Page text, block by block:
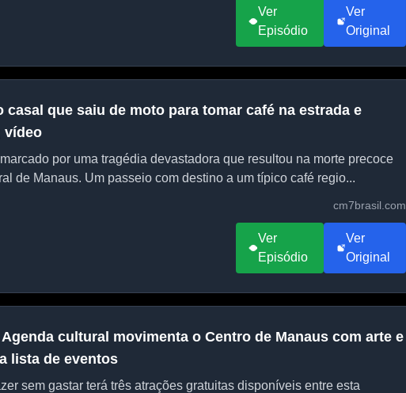
Ver
Episódio
Ver
Original
casal que saiu de moto para tomar café na estrada e
vídeo
por uma tragédia devastadora que resultou na morte precoce
de Manaus. Um passeio com destino a um típico café regio...
cm7brasil.com
Ver
Episódio
Ver
Original
cultural movimenta o Centro de Manaus com arte e
lista de eventos
sem gastar terá três atrações gratuitas disponíveis entre esta